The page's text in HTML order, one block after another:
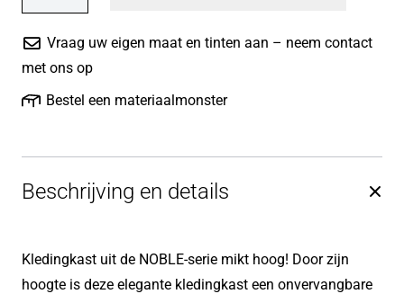
deuren,
zichtbaar
Vraag uw eigen maat en tinten aan – neem contact
met ons op
Bestel een materiaalmonster
Beschrijving en details
Kledingkast uit de NOBLE-serie mikt hoog! Door zijn
hoogte is deze elegante kledingkast een onvervangbare